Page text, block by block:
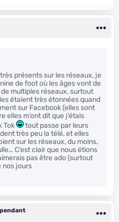
présents sur les réseaux, je
de foot où les âges vont de
multiples réseaux, surtout
étaient très étonnées quand
sur Facebook (elles sont
elles m’ont dit que j’étais
Tok
tout passe par leurs
très peu la télé, et elles
sur les réseaux, du moins,
C’est clair que nous étions
pas être ado (surtout
nos jours